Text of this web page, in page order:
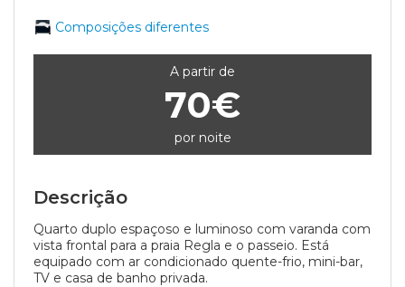
Composições diferentes
A partir de
70€
por noite
Descrição
Quarto duplo espaçoso e luminoso com varanda com
vista frontal para a praia Regla e o passeio. Está
equipado com ar condicionado quente-frio, mini-bar,
TV e casa de banho privada.